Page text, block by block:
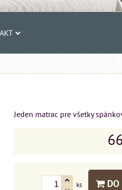
Jeden matrac pre všetky
ks DO